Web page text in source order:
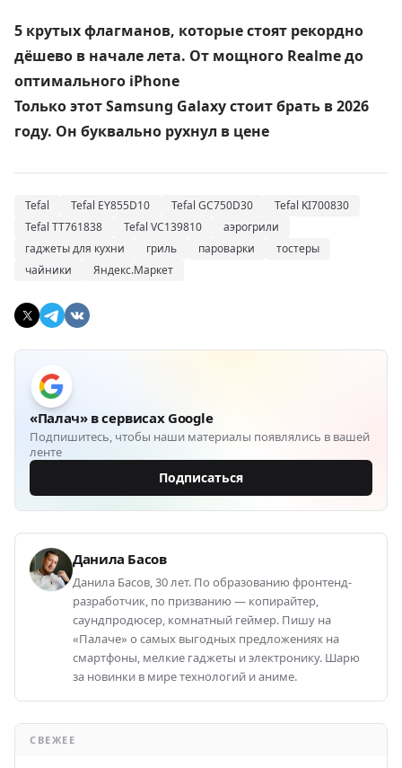
5 крутых флагманов, которые стоят рекордно
дёшево в начале лета. От мощного Realme до
оптимального iPhone
Только этот Samsung Galaxy стоит брать в 2026
году. Он буквально рухнул в цене
Tefal Tefal EY855D10 Tefal GC750D30
Tefal KI700830
Tefal TT761838
Tefal VC139810
аэрогрили
гаджеты для кухни
гриль пароварки
тостеры
чайники
Яндекс.Маркет
«Палач» в сервисах Google
Подпишитесь, чтобы наши материалы появлялись в вашей
ленте
Подписаться
Данила Басов
Данила Басов, 30 лет. По образованию фронтенд-
разработчик, по призванию — копирайтер,
саундпродюсер, комнатный геймер. Пишу на
«Палаче» о самых выгодных предложениях на
смартфоны, мелкие гаджеты и электронику. Шарю
за новинки в мире технологий и аниме.
СВЕЖЕЕ